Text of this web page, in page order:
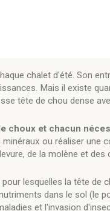
chalet d'été. Son
Mais il existe
tête de chou dense
choux et chacun
ou réaliser une
de la molène et
lesquelles la tête de
dans le sol (le
et l'invasion